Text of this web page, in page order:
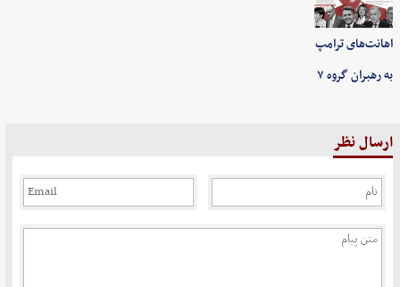
اهانت‌های ترامپ
به رهبران گروه ۷
ارسال نظر